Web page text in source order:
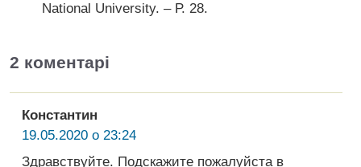
National University. – Р. 28.
2 коментарі
Константин
19.05.2020 о 23:24
Здравствуйте. Подскажите пожалуйста в